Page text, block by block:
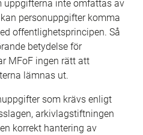
uppgifterna inte omfattas av
personuppgifter komma
offentlighetsprincipen. Så
betydelse för
MFoF ingen rätt att
lämnas ut.
som krävs enligt
arkivlagstiftningen
korrekt hantering av